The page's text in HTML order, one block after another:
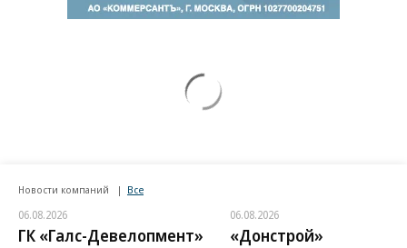
Новости компаний Все
06.08.2026
ГК «Галс-Девелопмент»
06.08.2026
«Донстрой»